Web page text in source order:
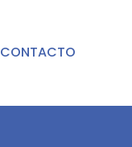
CONTACTO